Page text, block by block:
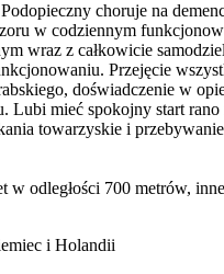
choruje na
w codziennym
wraz z całkowicie
Przejęcie
doświadczenie w
Lubi mieć spokojny start
towarzyskie i
w odległości 700 metrów,
i Holandii